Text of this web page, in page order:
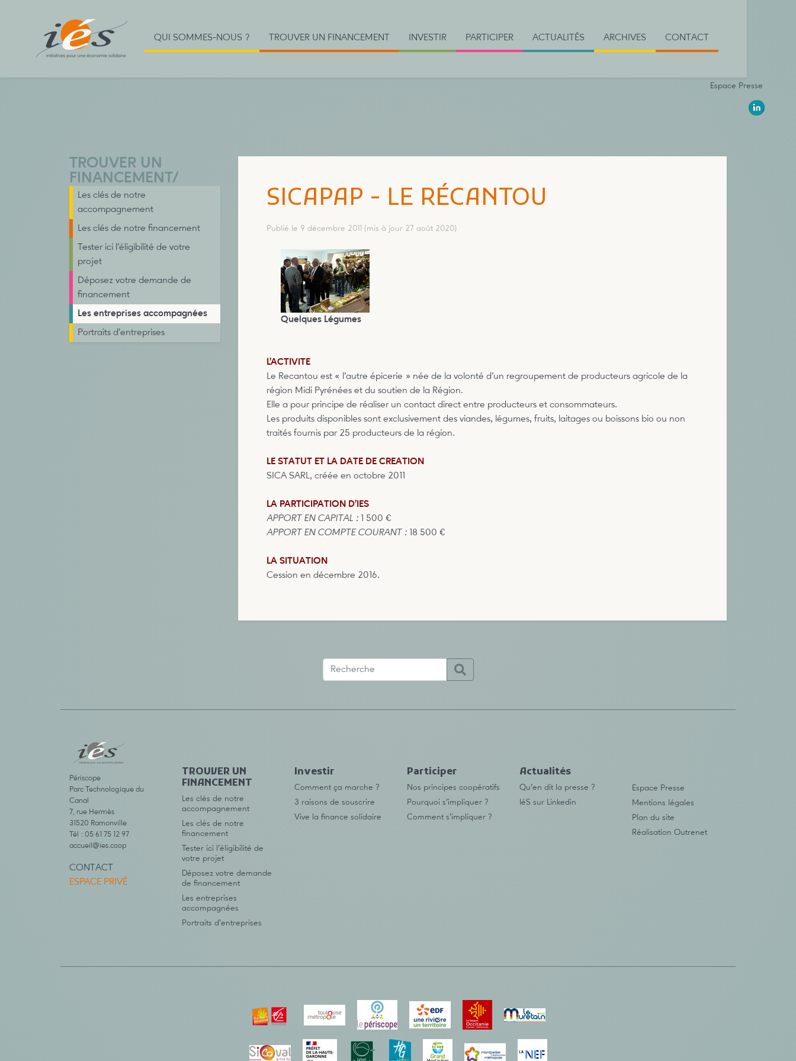
QUI SOMMES-NOUS ? TROUVER UN FINANCEMENT INVESTIR PARTICIPER ACTUALITÉS ARCHIVES CONTACT
Espace Presse
SICAPAP - LE RÉCANTOU
Publié le 9 décembre 2011 (mis à jour 27 août 2020)
Quelques Légumes
L’ACTIVITE
Le Recantou est « l’autre épicerie » née de la volonté d’un regroupement de producteurs agricole de la
région Midi Pyrénées et du soutien de la Région.
Elle a pour principe de réaliser un contact direct entre producteurs et consommateurs.
Les produits disponibles sont exclusivement des viandes, légumes, fruits, laitages ou boissons bio ou non
traités fournis par 25 producteurs de la région.
LE STATUT ET LA DATE DE CREATION
SICA SARL, créée en octobre 2011
LA PARTICIPATION D’IES
APPORT EN CAPITAL : 1 500 €
APPORT EN COMPTE COURANT : 18 500 €
LA SITUATION
Cession en décembre 2016.
TROUVER UN
FINANCEMENT/
Les clés de notre
accompagnement
Les clés de notre financement
Tester ici l’éligibilité de votre
projet
Déposez votre demande de
financement
Les entreprises accompagnées
Portraits d’entreprises
Périscope
Parc Technologique du
Canal
7, rue Hermès
31520 Ramonville
Tél : 05 61 75 12 97
accueil@ies.coop
CONTACT
ESPACE PRIVÉ
TROUVER UN
FINANCEMENT
Les clés de notre
accompagnement
Les clés de notre
financement
Tester ici l’éligibilité de
votre projet
Déposez votre demande
de financement
Les entreprises
accompagnées
Portraits d’entreprises
Investir
Comment ça marche ?
3 raisons de souscrire
Vive la finance solidaire
Participer
Nos principes coopératifs
Pourquoi s’impliquer ?
Comment s’impliquer ?
Actualités
Qu’en dit la presse ?
IéS sur Linkedin
Espace Presse
Mentions légales
Plan du site
Réalisation Outrenet